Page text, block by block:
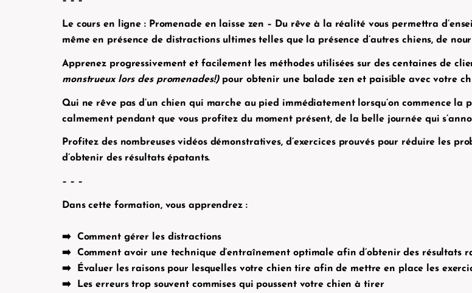
Le cours en ligne : Promenade en laisse zen – Du rêve à la réalitévous permettra
même en présence de distractions ultimes telles que la présence d’autres chiens, de
Apprenez progressivement et facilement les méthodes utilisées sur des centaines de
monstrueux lors des promenades!)pour obtenir une balade zen et paisible avec votre
Qui ne rêve pas d’un chien qui marche au pied immédiatement lorsqu’on commence
calmement pendant que vous profitez du moment présent, de la belle journée qui
Profitez des nombreuses vidéos démonstratives, d’exercices prouvés pour réduire les
d’obtenir des résultats épatants.
– – –
Dans cette formation, vous apprendrez :
➡️ Comment gérer les distractions
➡️ Comment avoir une technique d’entraînement optimale afin d’obtenir des résultats
➡️ Évaluer les raisons pour lesquelles votre chien tire afin de mettre en place les
➡️ Les erreurs trop souvent commises qui poussent votre chien à tirer